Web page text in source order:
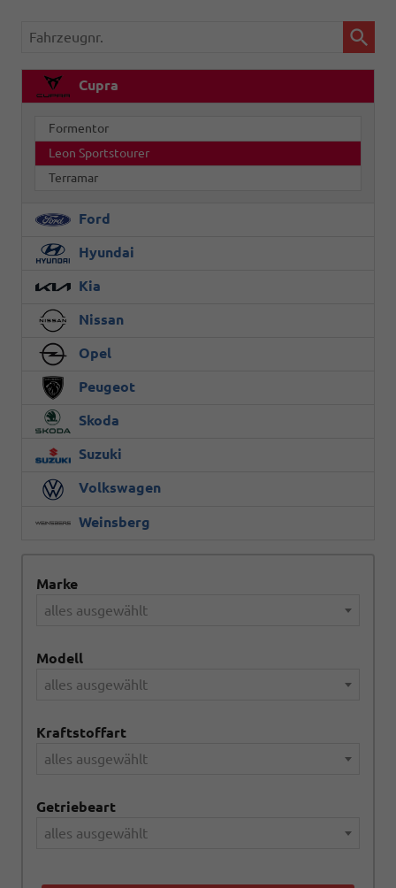
Fahrzeugnr.
Cupra
Formentor
Leon Sportstourer
Terramar
Ford
Hyundai
Kia
Nissan
Opel
Peugeot
Skoda
Suzuki
Volkswagen
Weinsberg
Marke
alles ausgewählt
Modell
alles ausgewählt
Kraftstoffart
alles ausgewählt
Getriebeart
alles ausgewählt